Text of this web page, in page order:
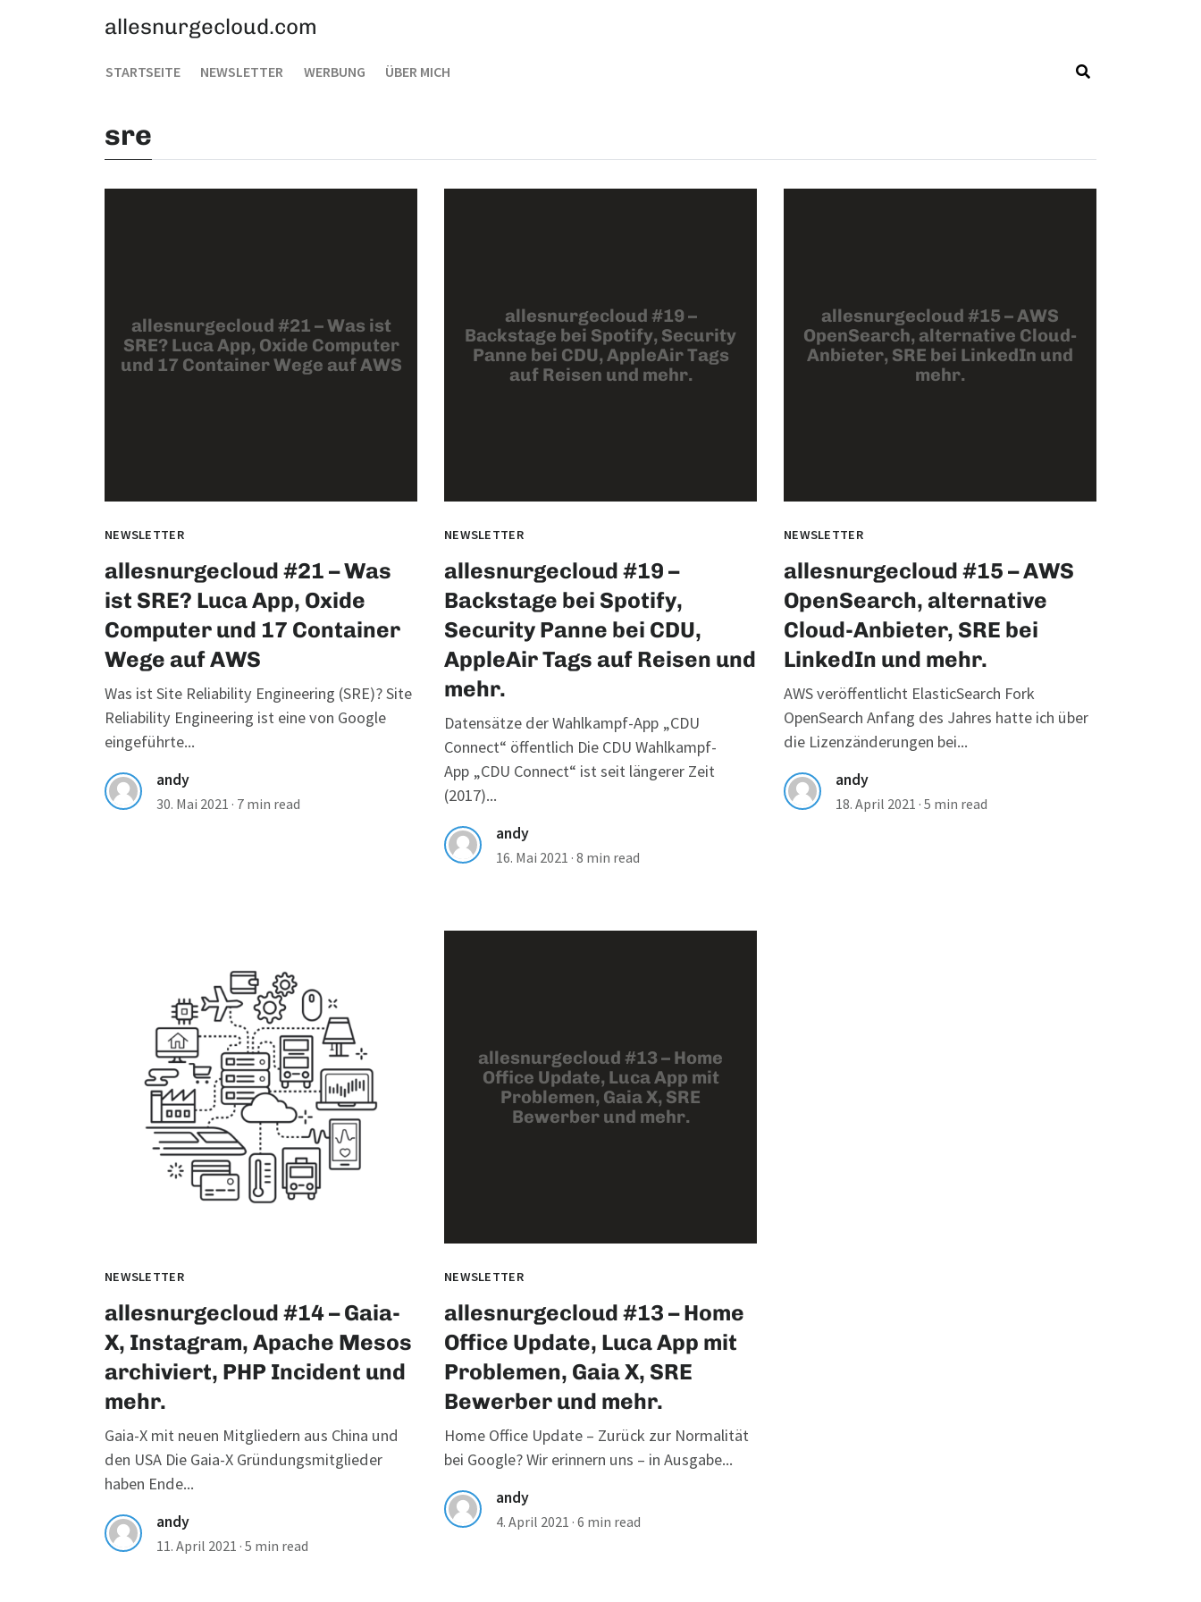
allesnurgecloud.com
STARTSEITE NEWSLETTER WERBUNG ÜBER MICH
sre
allesnurgecloud #21 – Was ist
SRE? Luca App, Oxide Computer
und 17 Container Wege auf AWS
NEWSLETTER
allesnurgecloud #21 – Was
ist SRE? Luca App, Oxide
Computer und 17 Container
Wege auf AWS
Was ist Site Reliability Engineering (SRE)? Site
Reliability Engineering ist eine von Google
eingeführte...
andy
30. Mai 2021 · 7 min read
allesnurgecloud #19 –
Backstage bei Spotify, Security
Panne bei CDU, AppleAir Tags
auf Reisen und mehr.
NEWSLETTER
allesnurgecloud #19 –
Backstage bei Spotify,
Security Panne bei CDU,
AppleAir Tags auf Reisen und
mehr.
Datensätze der Wahlkampf-App „CDU
Connect“ öffentlich Die CDU Wahlkampf-
App „CDU Connect“ ist seit längerer Zeit
(2017)...
andy
16. Mai 2021 · 8 min read
allesnurgecloud #15 – AWS
OpenSearch, alternative Cloud-
Anbieter, SRE bei LinkedIn und
mehr.
NEWSLETTER
allesnurgecloud #15 – AWS
OpenSearch, alternative
Cloud-Anbieter, SRE bei
LinkedIn und mehr.
AWS veröffentlicht ElasticSearch Fork
OpenSearch Anfang des Jahres hatte ich über
die Lizenzänderungen bei...
andy
18. April 2021 · 5 min read
NEWSLETTER
allesnurgecloud #14 – Gaia-
X, Instagram, Apache Mesos
archiviert, PHP Incident und
mehr.
Gaia-X mit neuen Mitgliedern aus China und
den USA Die Gaia-X Gründungsmitglieder
haben Ende...
andy
11. April 2021 · 5 min read
allesnurgecloud #13 – Home
Office Update, Luca App mit
Problemen, Gaia X, SRE
Bewerber und mehr.
NEWSLETTER
allesnurgecloud #13 – Home
Office Update, Luca App mit
Problemen, Gaia X, SRE
Bewerber und mehr.
Home Office Update – Zurück zur Normalität
bei Google? Wir erinnern uns – in Ausgabe...
andy
4. April 2021 · 6 min read